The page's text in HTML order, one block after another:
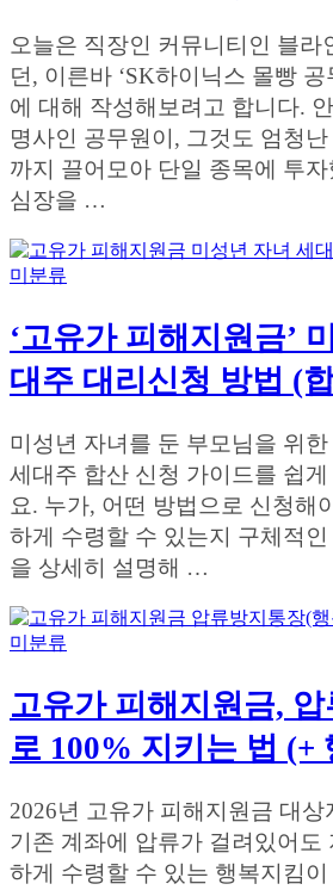
오늘은 직장인 커뮤니티인 블라
던, 이른바 ‘SK하이닉스 몰빵
에 대해 작성해보려고 합니다.
명사인 공무원이, 그것도 엄청
까지 끌어모아 단일 종목에 투
심장을 …
미분류
‘고유가 피해지원금’
대주 대리신청 방법 (
미성년 자녀를 둔 부모님을 위
세대주 합산 신청 가이드를 쉽게
요. 누가, 어떤 방법으로 신청해
하게 수령할 수 있는지 구체적
을 상세히 설명해 …
미분류
고유가 피해지원금,
로 100% 지키는 법 (+
2026년 고유가 피해지원금 대
기존 계좌에 압류가 걸려있어도
하게 수령할 수 있는 행복지킴